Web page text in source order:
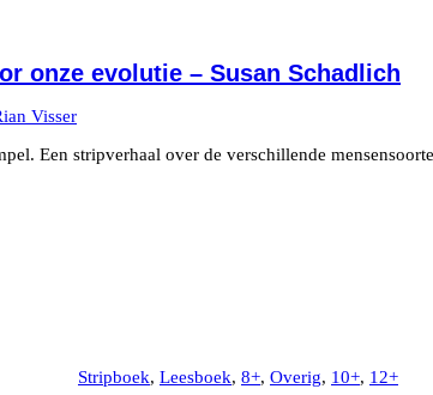
onze evolutie – Susan Schadlich
Visser
Een stripverhaal over de verschillende
Stripboek, Leesboek, 8+, Overig, 10+, 12+